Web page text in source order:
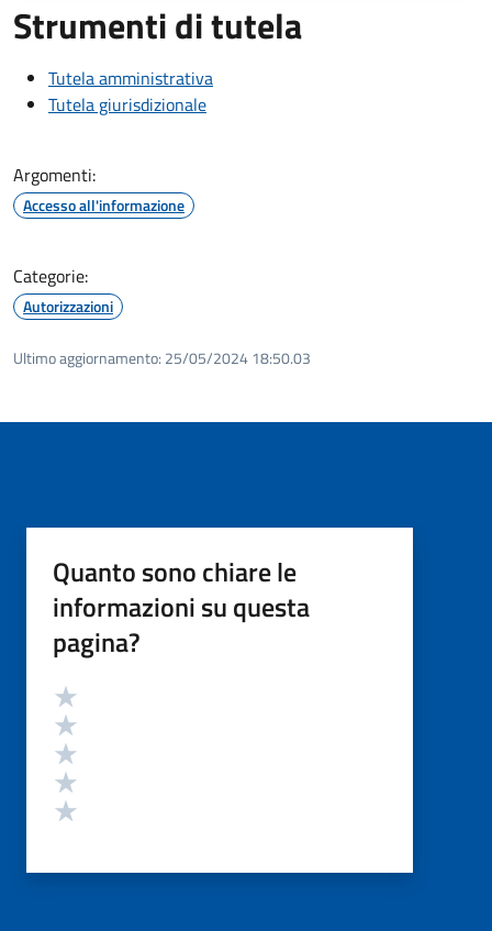
Strumenti di tutela
Tutela amministrativa
Tutela giurisdizionale
Argomenti:
Accesso all'informazione
Categorie:
Autorizzazioni
Ultimo aggiornamento: 25/05/2024 18:50.03
Quanto sono chiare le
informazioni su questa
pagina?
Valutazione